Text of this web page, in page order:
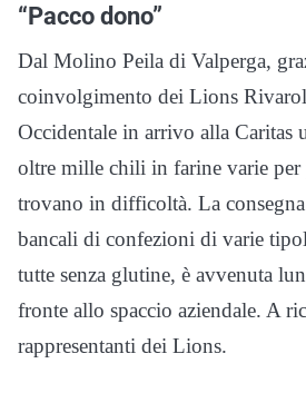
“Pacco dono”
Dal Molino Peila di Valperga,
coinvolgimento dei Lions
Occidentale in arrivo alla Caritas
oltre mille chili in farine varie per
trovano in difficoltà. La
bancali di confezioni di varie
tutte senza glutine, è avvenuta
fronte allo spaccio aziendale. A
rappresentanti dei Lions.